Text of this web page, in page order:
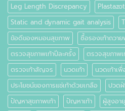
Leg Length Discrepancy
Static and dynamic gait analysis
ข้อดีของหมอนสุขภาพ
ซื้อรองเท้าถวาย
ตรวจสุขภาพเท้าปีละครั้ง
ตรวจสุขภาพเ
ตรวจเท้าสัญจร
นวดเท้า นวดเท้าเ
ประโยชน์ของการแช่เท้าด้วยเกลือ
ปวดฝ่
ปัญหาสุขภาพเท้า
ปัญหาเท้า ผู้สูงอายุ